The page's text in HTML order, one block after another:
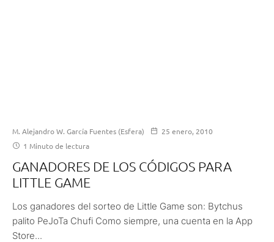
M. Alejandro W. García Fuentes (Esfera)
25 enero, 2010
1 Minuto de lectura
GANADORES DE LOS CÓDIGOS PARA
LITTLE GAME
Los ganadores del sorteo de Little Game son: Bytchus
palito PeJoTa Chufi Como siempre, una cuenta en la App
Store...